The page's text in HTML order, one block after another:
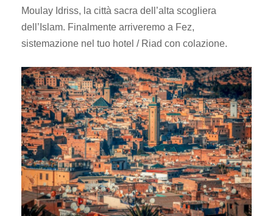
Moulay Idriss, la città sacra dell’alta scogliera
dell’Islam. Finalmente arriveremo a Fez,
sistemazione nel tuo hotel / Riad con colazione.